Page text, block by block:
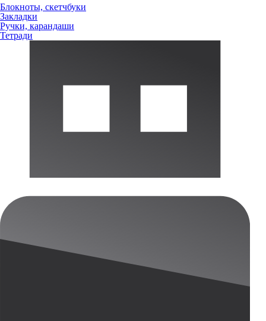
Блокноты, скетчбуки
Закладки
Ручки, карандаши
Тетради